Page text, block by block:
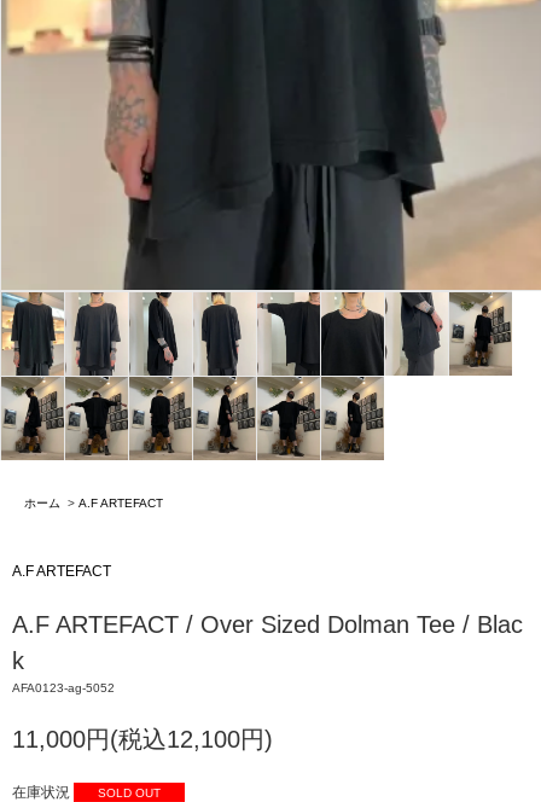
ホーム > A.F ARTEFACT
A.F ARTEFACT
A.F ARTEFACT / Over Sized Dolman Tee / Blac
k
AFA0123-ag-5052
11,000円(税込12,100円)
在庫状況 SOLD OUT